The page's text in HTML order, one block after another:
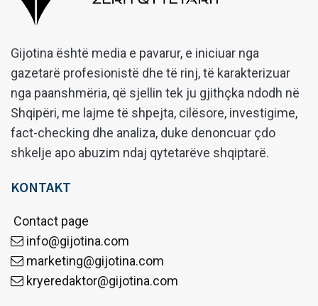
Gijotina është media e pavarur, e iniciuar nga
gazetarë profesionistë dhe të rinj, të karakterizuar
nga paanshmëria, që sjellin tek ju gjithçka ndodh në
Shqipëri, me lajme të shpejta, cilësore, investigime,
fact-checking dhe analiza, duke denoncuar çdo
shkelje apo abuzim ndaj qytetarëve shqiptarë.
KONTAKT
Contact page
info@gijotina.com
marketing@gijotina.com
kryeredaktor@gijotina.com